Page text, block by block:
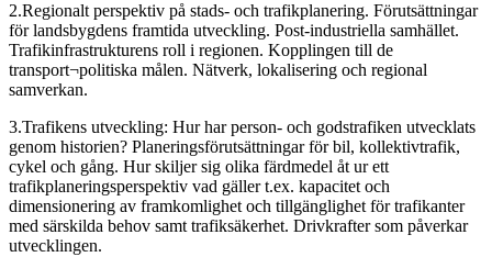
2.Regionalt perspektiv på stads- och trafikplanering. Förutsättningar
för landsbygdens framtida utveckling. Post-industriella samhället.
Trafikinfrastrukturens roll i regionen. Kopplingen till de
transport¬politiska målen. Nätverk, lokalisering och regional
samverkan.
3.Trafikens utveckling: Hur har person- och godstrafiken utvecklats
genom historien? Planeringsförutsättningar för bil, kollektivtrafik,
cykel och gång. Hur skiljer sig olika färdmedel åt ur ett
trafikplaneringsperspektiv vad gäller t.ex. kapacitet och
dimensionering av framkomlighet och tillgänglighet för trafikanter
med särskilda behov samt trafiksäkerhet. Drivkrafter som påverkar
utvecklingen.